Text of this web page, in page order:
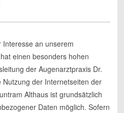
an unserem
einen besonders hohen
der Augenarztpraxis Dr.
der Internetseiten der
Althaus ist grundsätzlich
Daten möglich. Sofern